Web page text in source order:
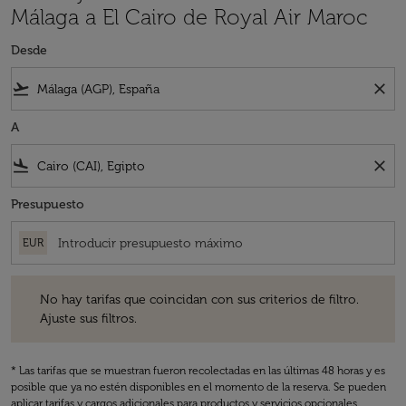
Málaga a El Cairo de Royal Air Maroc
Desde
flight_takeoff close
A
flight_land close
Presupuesto
EUR
No hay tarifas que coincidan con sus criterios de filtro.
Ajuste sus filtros.
* Las tarifas que se muestran fueron recolectadas en las últimas 48 horas y es
posible que ya no estén disponibles en el momento de la reserva. Se pueden
aplicar tarifas y cargos adicionales para productos y servicios opcionales.